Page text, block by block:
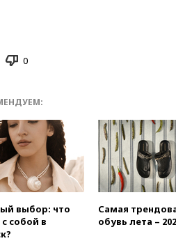
0
выбор: что
с собой в
Самая
обувь лета –